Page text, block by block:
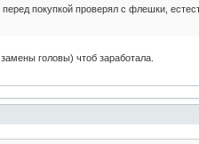
перед покупкой проверял с флешки,
головы) чтоб заработала.